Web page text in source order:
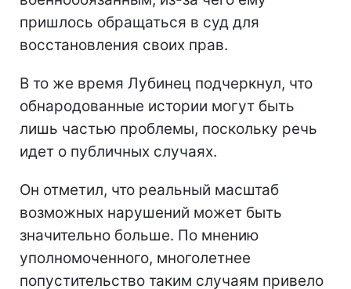
пришлось обращаться в суд для
восстановления своих прав.
В то же время Лубинец подчеркнул, что
обнародованные истории могут быть
лишь частью проблемы, поскольку речь
идет о публичных случаях.
Он отметил, что реальный масштаб
возможных нарушений может быть
значительно больше. По мнению
уполномоченного, многолетнее
попустительство таким случаям привело